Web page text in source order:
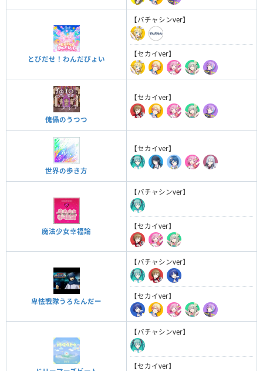
とびだせ！わんだぴょい
【バチャシンver】
【セカイver】
傀儡のうつつ
【セカイver】
世界の歩き方
【セカイver】
魔法少女幸福論
【バチャシンver】
【セカイver】
卑怯戦隊うろたんだー
【バチャシンver】
【セカイver】
【バチャシンver】
【セカイver】